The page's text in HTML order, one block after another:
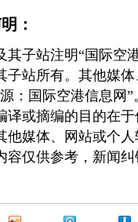
：
子站注明“国际空港
子站所有。其他媒
：国际空港信息网
译或摘编的目的在
他媒体、网站或个
容仅供参考，新闻纠